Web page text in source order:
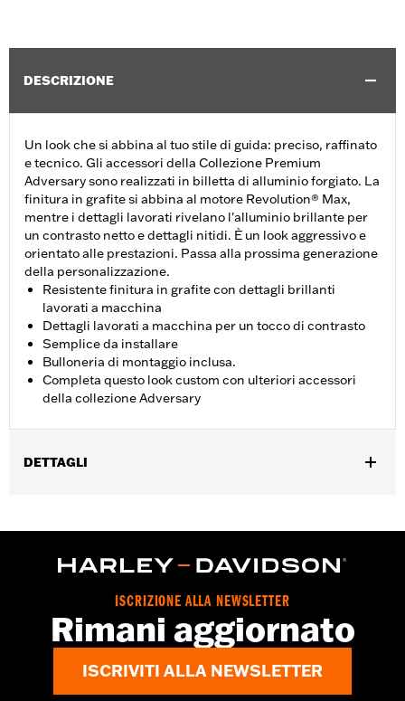
DESCRIZIONE
Un look che si abbina al tuo stile di guida: preciso, raffinato
e tecnico. Gli accessori della Collezione Premium
Adversary sono realizzati in billetta di alluminio forgiato. La
finitura in grafite si abbina al motore Revolution® Max,
mentre i dettagli lavorati rivelano l'alluminio brillante per
un contrasto netto e dettagli nitidi. È un look aggressivo e
orientato alle prestazioni. Passa alla prossima generazione
della personalizzazione.
Resistente finitura in grafite con dettagli brillanti
lavorati a macchina
Dettagli lavorati a macchina per un tocco di contrasto
Semplice da installare
Bulloneria di montaggio inclusa.
Completa questo look custom con ulteriori accessori
della collezione Adversary
DETTAGLI
Venduti singolarmente:Ciascuno
montaggio e istruzioni di installazione
GARANZIA:
,,,,,,,,,,,,,,,,,,,,,,,,,,,,,,,,,,,,,,,,,,,,,,,,,,,,,,,,,,,,,,,,,,
ISCRIZIONE ALLA NEWSLETTER
Rimani aggiornato
ISCRIVITI ALLA NEWSLETTER